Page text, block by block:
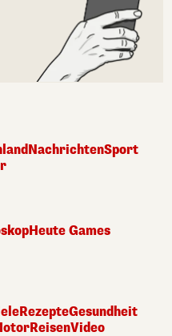
NachrichtenSport
Heute Games
RezepteGesundheit
ReisenVideo